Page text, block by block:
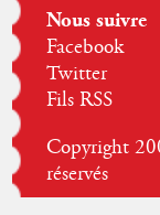
Nous suivre
Facebook
Twitter
Fils RSS
Copyright
réservés